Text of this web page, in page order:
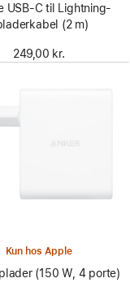
USB-C til Lightning-
(2 m)
249,00 kr.
Kun hos Apple
(150 W, 4 porte)